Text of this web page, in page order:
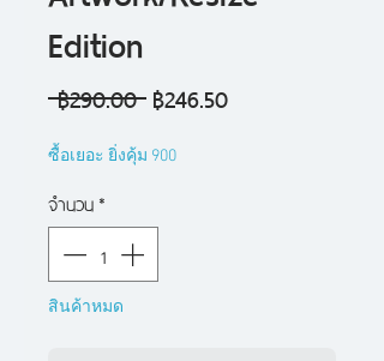
Edition
฿290.00 ราคา
฿246.50ราคา
ซื้อเยอะ ยิ่งคุ้ม 900
จำนวน*
สินค้าหมด